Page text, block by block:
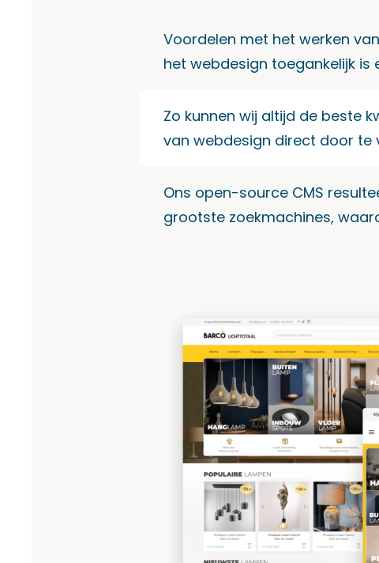
Voordelen met het werken
het webdesign toegankelijk
Zo kunnen wij altijd de beste
van webdesign direct door te
Ons open-source CMS
grootste zoekmachines,